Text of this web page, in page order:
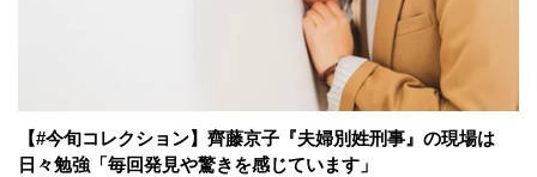
【#今旬コレクション】齊藤京子『夫婦別姓刑事』の現場は
日々勉強「毎回発見や驚きを感じています」